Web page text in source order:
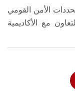
الأمن القومي
مع الأكاديمية